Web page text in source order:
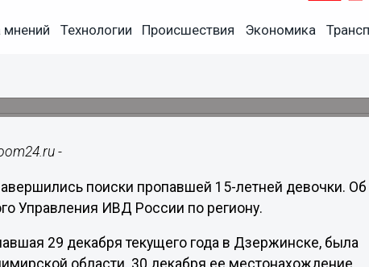
мнений Технологии Происшествия Экономика
15-летнюю девочку нашли в
-
поиски пропавшей 15-летней девочки. Об
Управления ИВД России по региону.
29 декабря текущего года в Дзержинске, была